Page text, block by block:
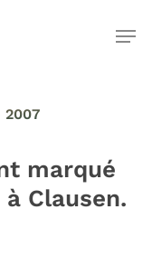
2007
marqué
Clausen.